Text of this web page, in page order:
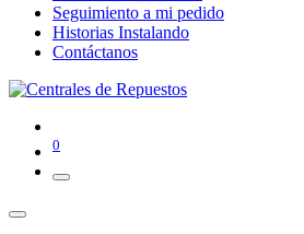
Seguimiento a mi pedido
Historias Instalando
Contáctanos
0